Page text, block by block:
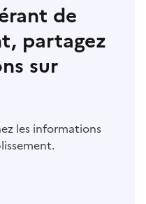
de
partagez
sur
les informations